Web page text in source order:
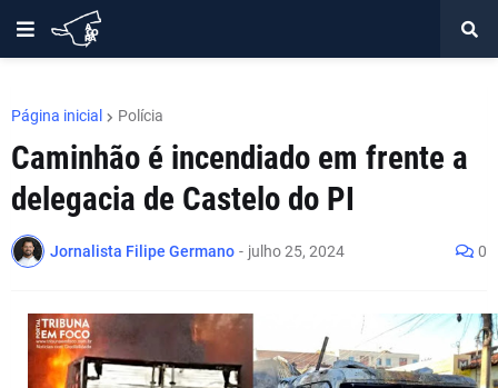
Página inicial Polícia
Caminhão é incendiado em frente a
delegacia de Castelo do PI
Jornalista Filipe Germano - julho 25, 2024 0